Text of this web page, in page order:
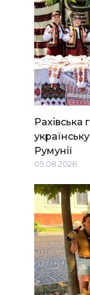
Румунії
05.08.2026